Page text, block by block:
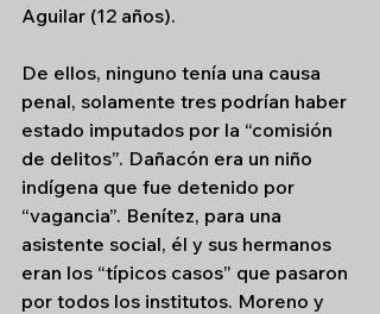
Aguilar (12 años).
De ellos, ninguno tenía una causa
penal, solamente tres podrían haber
estado imputados por la “comisión
de delitos”. Dañacón era un niño
indígena que fue detenido por
“vagancia”. Benítez, para una
asistente social, él y sus hermanos
eran los “típicos casos” que pasaron
por todos los institutos. Moreno y